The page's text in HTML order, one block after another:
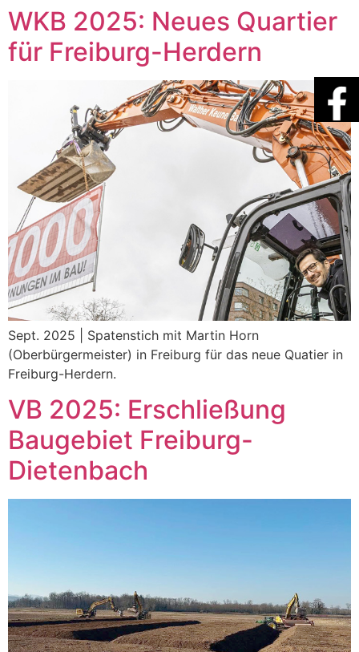
WKB 2025: Neues Quartier
für Freiburg-Herdern
Sept. 2025 | Spatenstich mit Martin Horn
(Oberbürgermeister) in Freiburg für das neue Quatier in
Freiburg-Herdern.
VB 2025: Erschließung
Baugebiet Freiburg-
Dietenbach